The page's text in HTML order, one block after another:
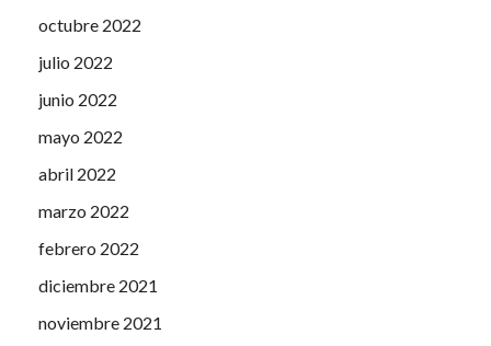
octubre 2022
julio 2022
junio 2022
mayo 2022
abril 2022
marzo 2022
febrero 2022
diciembre 2021
noviembre 2021